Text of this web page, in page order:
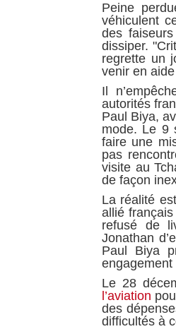
Peine
véhiculent
des
dissiper.
regrette un
venir en
Il
autorités
Paul Biya,
mode. Le 9
faire une
pas
visite au
de façon
La réalité
allié
refusé de
Jonathan
Paul Biya
Le 28
l’aviation
des
difficultés à